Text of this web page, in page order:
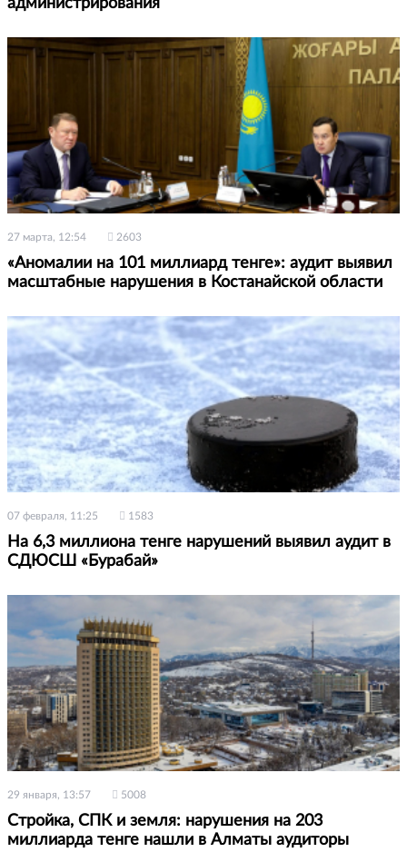
администрирования
27 марта, 12:54 2603
«Аномалии на 101 миллиард тенге»: аудит выявил
масштабные нарушения в Костанайской области
07 февраля, 11:25 1583
На 6,3 миллиона тенге нарушений выявил аудит в
СДЮСШ «Бурабай»
29 января, 13:57 5008
Стройка, СПК и земля: нарушения на 203
миллиарда тенге нашли в Алматы аудиторы